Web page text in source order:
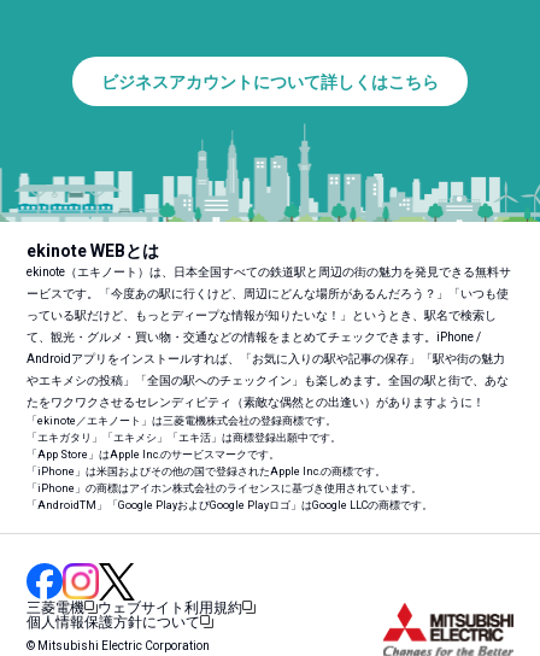
ビジネスアカウントについて詳しくはこちら
ekinote WEBとは
ekinote（エキノート）は、日本全国すべての鉄道駅と周辺の街の魅力を発見できる無料サ
ービスです。「今度あの駅に行くけど、周辺にどんな場所があるんだろう？」「いつも使
っている駅だけど、もっとディープな情報が知りたいな！」というとき、駅名で検索し
て、観光・グルメ・買い物・交通などの情報をまとめてチェックできます。iPhone /
Androidアプリをインストールすれば、「お気に入りの駅や記事の保存」「駅や街の魅力
やエキメシの投稿」「全国の駅へのチェックイン」も楽しめます。全国の駅と街で、あな
たをワクワクさせるセレンディピティ（素敵な偶然との出逢い）がありますように！
「ekinote／エキノート」は三菱電機株式会社の登録商標です。
「エキガタリ」「エキメシ」「エキ活」は商標登録出願中です。
「App Store」はApple Inc.のサービスマークです。
「iPhone」は米国およびその他の国で登録されたApple Inc.の商標です。
「iPhone」の商標はアイホン株式会社のライセンスに基づき使用されています。
「AndroidTM 」「Google PlayおよびGoogle Playロゴ」はGoogle LLCの商標です。
三菱電機
ウェブサイト利用規約
個人情報保護方針について
© Mitsubishi Electric Corporation